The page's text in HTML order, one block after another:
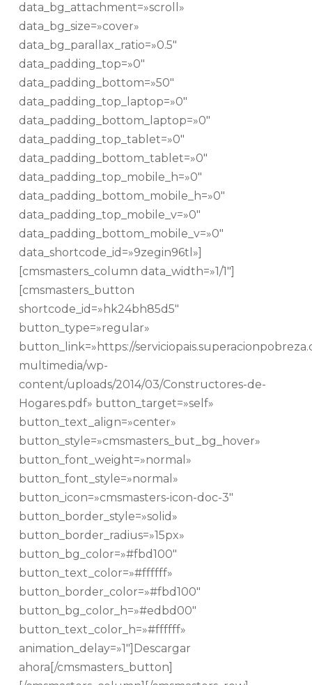
data_bg_attachment=»scroll»
data_bg_size=»cover»
data_bg_parallax_ratio=»0.5″
data_padding_top=»0″
data_padding_bottom=»50″
data_padding_top_laptop=»0″
data_padding_bottom_laptop=»0″
data_padding_top_tablet=»0″
data_padding_bottom_tablet=»0″
data_padding_top_mobile_h=»0″
data_padding_bottom_mobile_h=»0″
data_padding_top_mobile_v=»0″
data_padding_bottom_mobile_v=»0″
data_shortcode_id=»9zegin96tl»]
[cmsmasters_column data_width=»1/1″]
[cmsmasters_button
shortcode_id=»hk24bh85d5″
button_type=»regular»
button_link=»https://
multimedia/wp-
content/uploads/2014/03/Constructores-de-
Hogares.pdf» button_target=»self»
button_text_align=»center»
button_style=»cmsmasters_but_bg_hover»
button_font_weight=»normal»
button_font_style=»normal»
button_icon=»cmsmasters-icon-doc-3″
button_border_style=»solid»
button_border_radius=»15px»
button_bg_color=»#fbd100″
button_text_color=»#ffffff»
button_border_color=»#fbd100″
button_bg_color_h=»#edbd00″
button_text_color_h=»#ffffff»
animation_delay=»1″]Descargar
ahora[/cmsmasters_button]